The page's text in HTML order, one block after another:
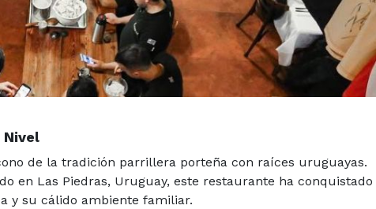
Nivel
de la tradición parrillera porteña con raíces uruguayas.
en Las Piedras, Uruguay, este restaurante ha conquistado
y su cálido ambiente familiar.